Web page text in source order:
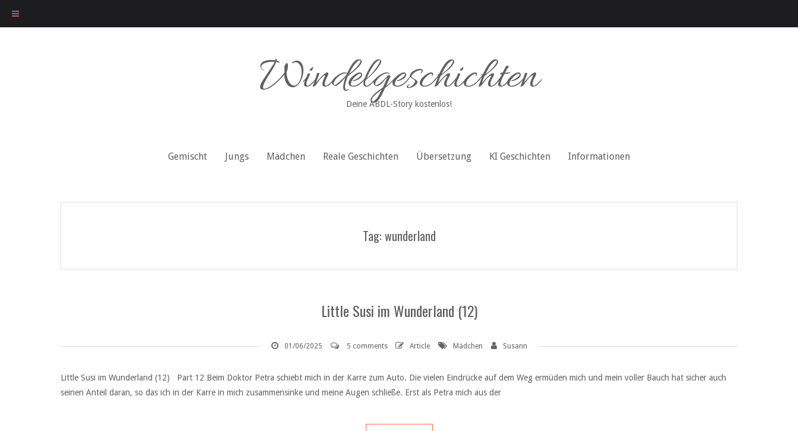
Windelgeschichten
Deine ABDL-Story kostenlos!
Gemischt Jungs Mädchen Reale Geschichten Übersetzung KI Geschichten Informationen
Tag: wunderland
Little Susi im Wunderland (12)
01/06/2025 5 comments Article Mädchen Susann
Little Susi im Wunderland (12) Part 12 Beim Doktor Petra schiebt mich in der Karre zum Auto. Die vielen Eindrücke auf dem Weg ermüden mich und mein voller Bauch hat sicher auch
seinen Anteil daran, so das ich in der Karre in mich zusammensinke und meine Augen schließe. Erst als Petra mich aus der